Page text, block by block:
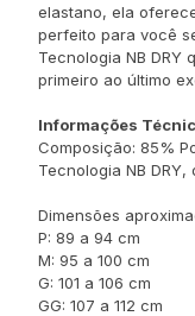
elastano, ela
perfeito para você
Tecnologia NB
primeiro ao último
Informações
Composição: 85%
Tecnologia NB
Dimensões
P: 89 a 94 cm
M: 95 a 100 cm
G: 101 a 106 cm
GG: 107 a 112 cm